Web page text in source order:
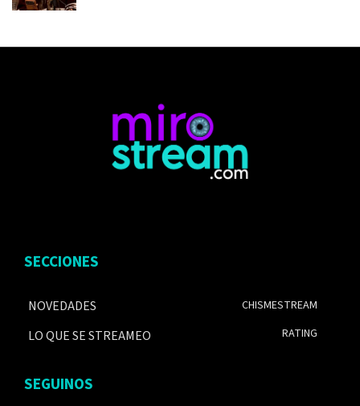
SECCIONES
NOVEDADES
LO QUE SE STREAMEO
CHISMESTREAM
RATING
SEGUINOS